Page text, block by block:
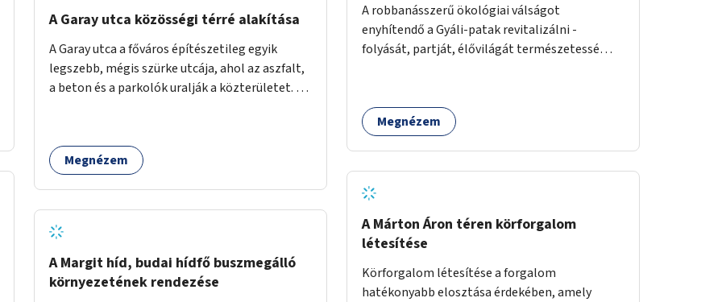
A Garay utca közösségi térré alakítása
A Garay utca a főváros építészetileg egyik
legszebb, mégis szürke utcája, ahol az aszfalt,
a beton és a parkolók uralják a közterületet. Az
közösségbarát terület létrehozásának. A
szakaszon a parkolás átszervezésével
sakkasztal és egy lábbal tekerhető
mobiltöltőpont tennék kellemesebbé (és
hűvösebbé) a környéken lakók és az arra járók
mindennapjait.
Megnézem
A Margit híd, budai hídfő buszmegálló
környezetének rendezése
A robbanásszerű ökológiai válságot
enyhítendő a Gyáli-patak revitalizálni -
folyását, partját, élővilágát természetessé
terhelt módon. Élő kapcsolatot létrehozni
Soroksár és a patak között, illetve a
vezetésével.
Megnézem
A Márton Áron téren körforgalom
létesítése
Körforgalom létesítése a forgalom
hatékonyabb elosztása érdekében, amely